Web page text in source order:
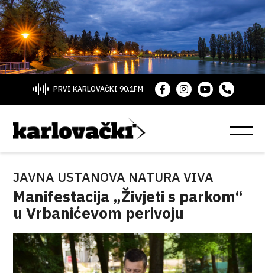
PRVI KARLOVAČKI 90.1FM
JAVNA USTANOVA NATURA VIVA
Manifestacija „Živjeti s parkom“
u Vrbanićevom perivoju